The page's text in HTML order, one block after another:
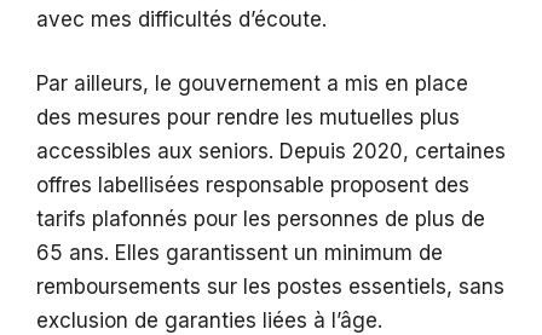
avec mes difficultés d’écoute.
Par ailleurs, le gouvernement a mis en place
des mesures pour rendre les mutuelles plus
accessibles aux seniors. Depuis 2020, certaines
offres labellisées responsable proposent des
tarifs plafonnés pour les personnes de plus de
65 ans. Elles garantissent un minimum de
remboursements sur les postes essentiels, sans
exclusion de garanties liées à l’âge.